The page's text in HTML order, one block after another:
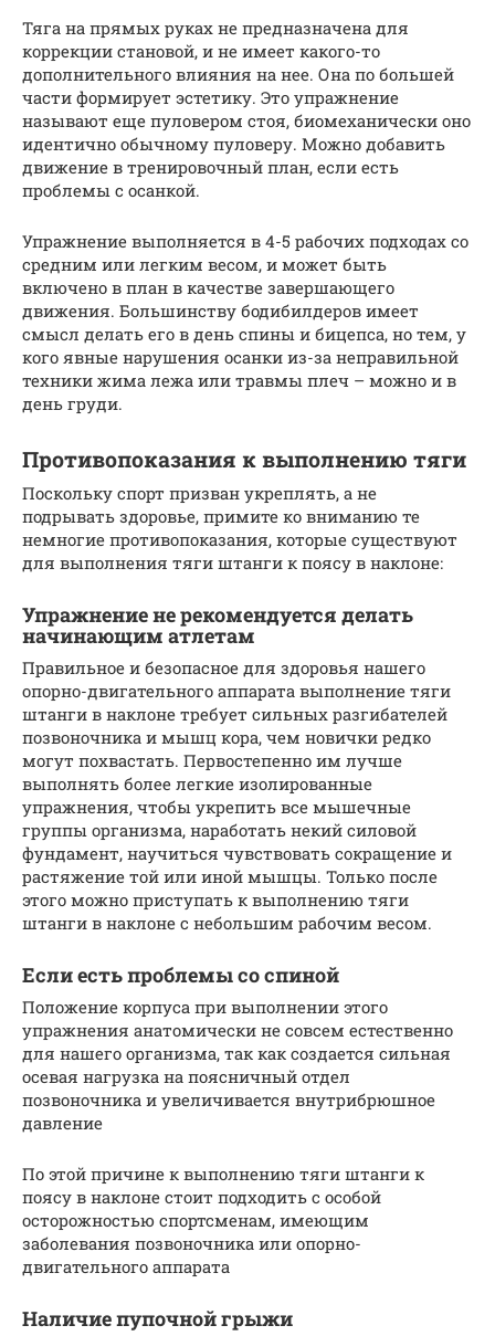
Тяга на прямых руках не предназначена для
коррекции становой, и не имеет какого-то
дополнительного влияния на нее. Она по большей
части формирует эстетику. Это упражнение
называют еще пуловером стоя, биомеханически оно
идентично обычному пуловеру. Можно добавить
движение в тренировочный план, если есть
проблемы с осанкой.
Упражнение выполняется в 4-5 рабочих подходах со
средним или легким весом, и может быть
включено в план в качестве завершающего
движения. Большинству бодибилдеров имеет
смысл делать его в день спины и бицепса, но тем, у
кого явные нарушения осанки из-за неправильной
техники жима лежа или травмы плеч – можно и в
день груди.
Противопоказания к выполнению тяги
Поскольку спорт призван укреплять, а не
подрывать здоровье, примите ко вниманию те
немногие противопоказания, которые существуют
для выполнения тяги штанги к поясу в наклоне:
Упражнение не рекомендуется делать
начинающим атлетам
Правильное и безопасное для здоровья нашего
опорно-двигательного аппарата выполнение тяги
штанги в наклоне требует сильных разгибателей
позвоночника и мышц кора, чем новички редко
могут похвастать. Первостепенно им лучше
выполнять более легкие изолированные
упражнения, чтобы укрепить все мышечные
группы организма, наработать некий силовой
фундамент, научиться чувствовать сокращение и
растяжение той или иной мышцы. Только после
этого можно приступать к выполнению тяги
штанги в наклоне с небольшим рабочим весом.
Если есть проблемы со спиной
Положение корпуса при выполнении этого
упражнения анатомически не совсем естественно
для нашего организма, так как создается сильная
осевая нагрузка на поясничный отдел
позвоночника и увеличивается внутрибрюшное
давление
По этой причине к выполнению тяги штанги к
поясу в наклоне стоит подходить с особой
осторожностью спортсменам, имеющим
заболевания позвоночника или опорно-
двигательного аппарата
Наличие пупочной грыжи